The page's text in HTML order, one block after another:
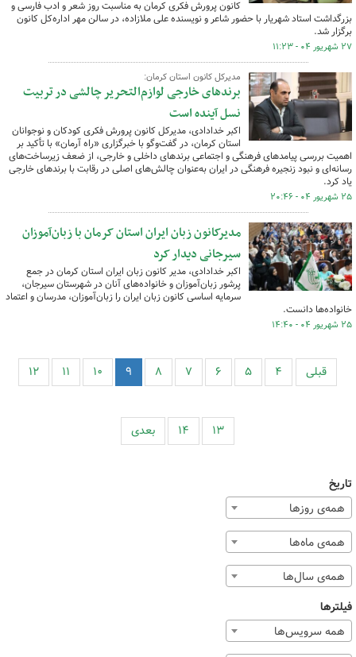
کانون پرورش فکری کرمان به مناسبت روز شعر و ادب فارسی و
بزرگداشت استاد شهریار با حضور شاعر و نویسنده علی ملازاده، در سالن مهر اداره‌کل کانون
برگزار شد.
۲۷ شهریور ۰۴ - ۱۱:۲۳
مدیرکل کانون استان کرمان:
برندهای خارجی لوازم‌التحریر چالشی در تربیت
نسل آینده است
اکبر خدادادی، مدیرکل کانون پرورش فکری کودکان و نوجوانان
استان کرمان، در گفت‌وگو با خبرگزاری «راه آرمان» با تأکید بر
اهمیت بررسی پیامدهای فرهنگی و اجتماعی برندهای داخلی و خارجی، از ضعف زیرساخت‌های
رسانه‌ای و نبود زنجیره فرهنگی در ایران به‌عنوان چالش‌های اصلی در رقابت با برندهای خارجی
یاد کرد.
۲۵ شهریور ۰۴ - ۲۰:۴۶
مدیرکانون زبان ایران استان کرمان با زبان‌آموزان
سیرجانی دیدار کرد
اکبر خدادادی، مدیر کانون زبان ایران استان کرمان در جمع
پرشور زبان‌آموزان و خانواده‌های آنان در شهرستان سیرجان،
سرمایه اساسی کانون زبان ایران را زبان‌آموزان، مدرسان و اعتماد
خانواده‌ها دانست.
۲۵ شهریور ۰۴ - ۱۴:۴۰
قبلی ۴ ۵ ۶ ۷ ۸ ۹ ۱۰ ۱۱ ۱۲
۱۳ ۱۴ بعدی
تاریخ
همه‌ی روزها
همه‌ی ماه‌ها
همه‌ی سال‌ها
فیلترها
همه سرویس‌ها